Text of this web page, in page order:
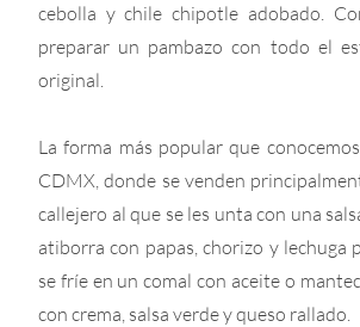
cebolla y chile chipotle adobado.
preparar un pambazo con todo el
original.
La forma más popular que
CDMX, donde se venden
callejero al que se les unta con una
atiborra con papas, chorizo y lechuga
se fríe en un comal con aceite o
con crema, salsa verde y queso rallado.